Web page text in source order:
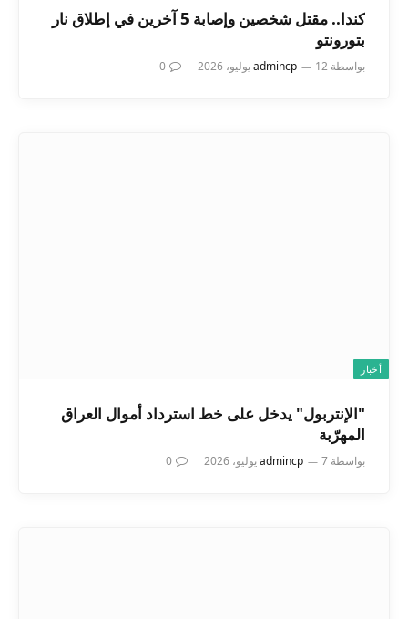
كندا.. مقتل شخصين وإصابة 5 آخرين في إطلاق نار
بتورونتو
بواسطة admincp 12 يوليو، 2026 0
أخبار
"الإنتربول" يدخل على خط استرداد أموال العراق
المهرّبة
بواسطة admincp 7 يوليو، 2026 0